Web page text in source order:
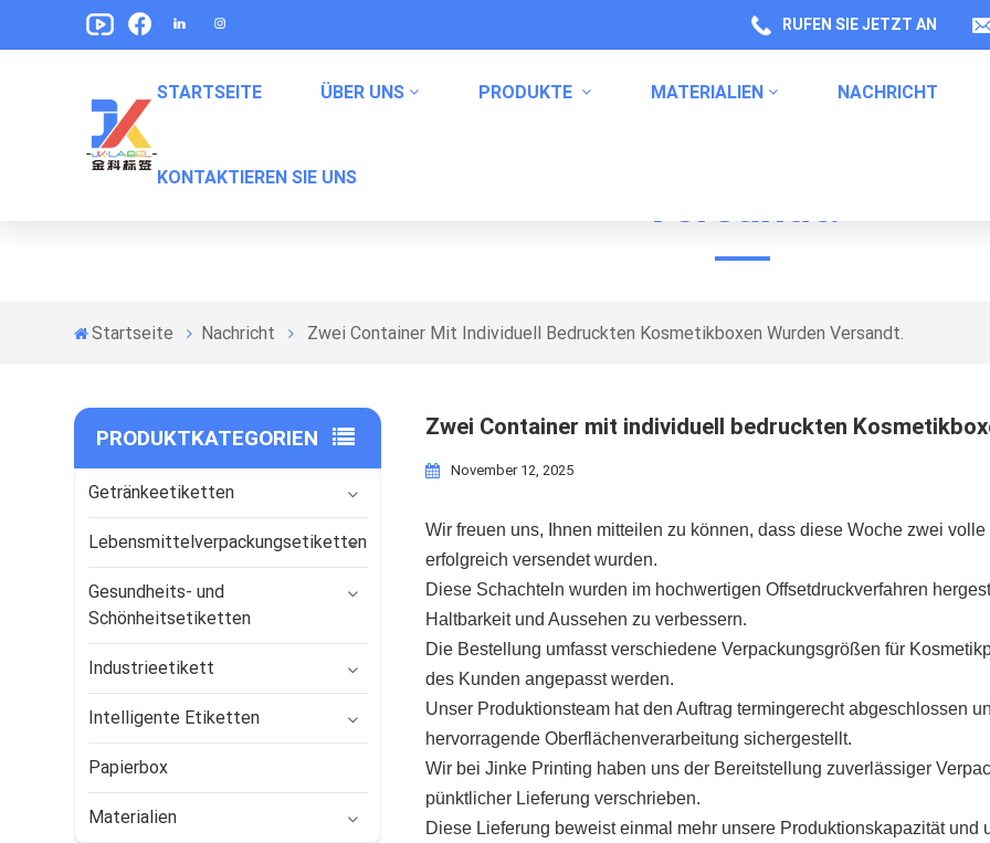
RUFEN SIE JETZT AN
STARTSEITE ÜBER UNS PRODUKTE MATERIALIEN NACHRICHT
KONTAKTIEREN SIE UNS
Zwei Container Mit Individuell Bedruckten
Versandt.
Startseite Nachricht Zwei Container Mit Individuell Bedruckten Kosmetikboxen Wurden Versandt.
PRODUKTKATEGORIEN
Getränkeetiketten
Lebensmittelverpackungsetiketten
Gesundheits- und
Schönheitsetiketten
Industrieetikett
Intelligente Etiketten
Papierbox
Materialien
Zwei Container mit individuell bedruckten
November 12, 2025
Wir freuen uns, Ihnen mitteilen zu können, dass diese Woche zwei
erfolgreich versendet wurden.
Diese Schachteln wurden im hochwertigen Offsetdruckverfahren
Haltbarkeit und Aussehen zu verbessern.
Die Bestellung umfasst verschiedene Verpackungsgrößen für
des Kunden angepasst werden.
Unser Produktionsteam hat den Auftrag termingerecht abgeschlossen
hervorragende Oberflächenverarbeitung sichergestellt.
Wir bei Jinke Printing haben uns der Bereitstellung zuverlässiger
pünktlicher Lieferung verschrieben.
Diese Lieferung beweist einmal mehr unsere Produktionskapazität und